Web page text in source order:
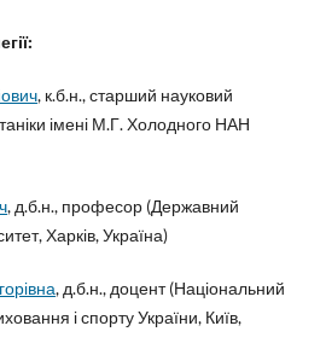
, к.б.н., старший науковий
імені М.Г. Холодного НАН
, д.б.н., професор (Державний
Харків, Україна)
, д.б.н., доцент (Національний
і спорту України, Київ,